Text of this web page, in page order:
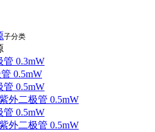
子分类
管 0.3mW
0.5mW
管 0.5mW
外二极管 0.5mW
管 0.5mW
外二极管 0.5mW